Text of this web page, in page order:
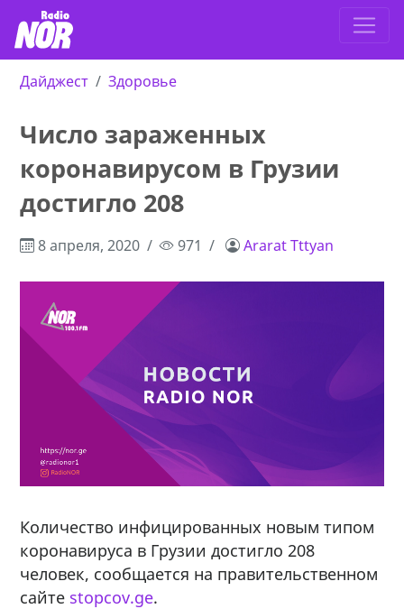
Дайджест Здоровье
Число зараженных
коронавирусом в Грузии
достигло 208
8 апреля, 2020 971 Ararat Tttyan
Количество инфицированных новым типом
коронавируса в Грузии достигло 208
человек, сообщается на правительственном
сайте stopcov.ge.